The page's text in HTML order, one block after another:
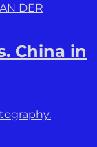
DER
China in